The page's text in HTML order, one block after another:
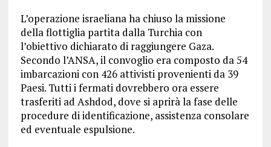
L’operazione israeliana ha chiuso la missione
della flottiglia partita dalla Turchia con
l’obiettivo dichiarato di raggiungere Gaza.
Secondo l’ANSA, il convoglio era composto da 54
imbarcazioni con 426 attivisti provenienti da 39
Paesi. Tutti i fermati dovrebbero ora essere
trasferiti ad Ashdod, dove si aprirà la fase delle
procedure di identificazione, assistenza consolare
ed eventuale espulsione.